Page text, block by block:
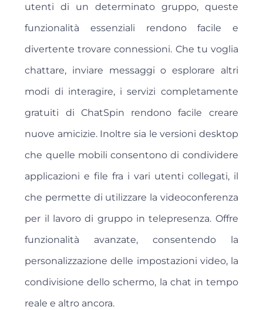
utenti di un determinato gruppo, queste
funzionalità essenziali rendono facile e
divertente trovare connessioni. Che tu voglia
chattare, inviare messaggi o esplorare altri
modi di interagire, i servizi completamente
gratuiti di ChatSpin rendono facile creare
nuove amicizie. Inoltre sia le versioni desktop
che quelle mobili consentono di condividere
applicazioni e file fra i vari utenti collegati, il
che permette di utilizzare la videoconferenza
per il lavoro di gruppo in telepresenza. Offre
funzionalità avanzate, consentendo la
personalizzazione delle impostazioni video, la
condivisione dello schermo, la chat in tempo
reale e altro ancora.